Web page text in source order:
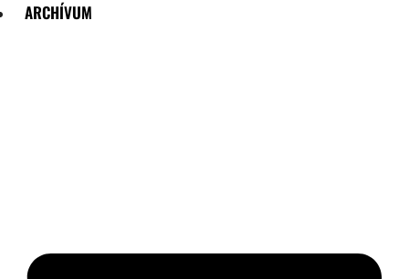
ARCHÍVUM